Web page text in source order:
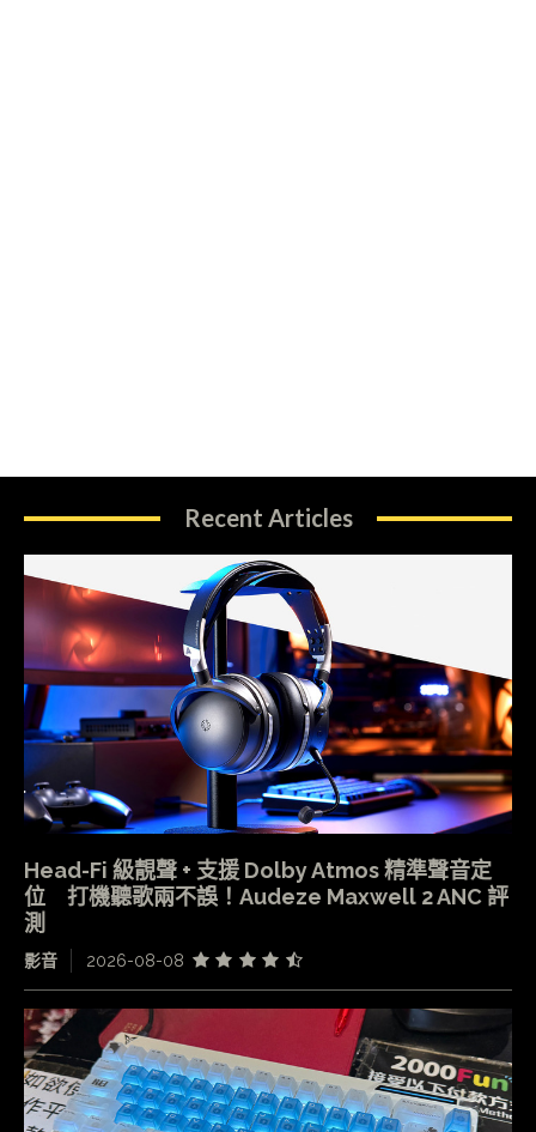
Recent Articles
Head-Fi 級靚聲 + 支援 Dolby Atmos 精準聲音定
位 打機聽歌兩不誤！Audeze Maxwell 2 ANC 評
測
影音 2026-08-08